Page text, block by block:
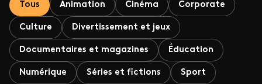
Tous Animation Cinéma Corporate
Culture Divertissement et jeux
Documentaires et magazines Éducation
Numérique Séries et fictions Sport